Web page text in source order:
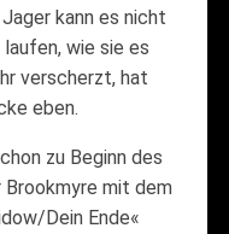
Jager kann es nicht
wie sie es
verscherzt, hat
eben.
zu Beginn des
Brookmyre mit dem
Dein Ende«